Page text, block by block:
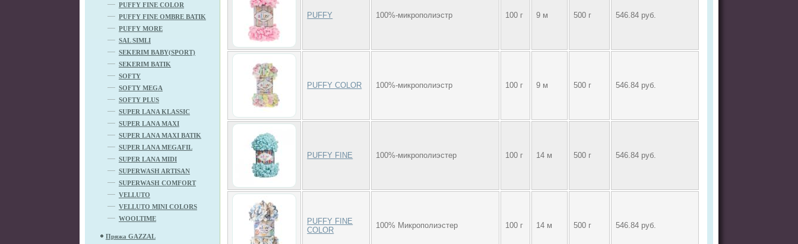
PUFFY FINE COLOR
PUFFY FINE OMBRE BATIK
PUFFY MORE
SAL SIMLI
SEKERIM BABY(SPORT)
SEKERIM BATIK
SOFTY
SOFTY MEGA
SOFTY PLUS
SUPER LANA KLASSIC
SUPER LANA MAXI
SUPER LANA MAXI BATIK
SUPER LANA MEGAFIL
SUPER LANA MIDI
SUPERWASH ARTISAN
SUPERWASH COMFORT
VELLUTO
VELLUTO MINI COLORS
WOOLTIME
Пряжа GAZZAL
PUFFY 100%-микрополиэстр 100 г 9 м 500 г 546.84 руб.
PUFFY COLOR 100%-микрополиэстр 100 г 9 м 500 г 546.84 руб.
PUFFY FINE 100%-микрополиэстер 100 г 14 м 500 г 546.84 руб.
PUFFY FINE
COLOR
100% Микрополиэстер 100 г 14 м 500 г 546.84 руб.